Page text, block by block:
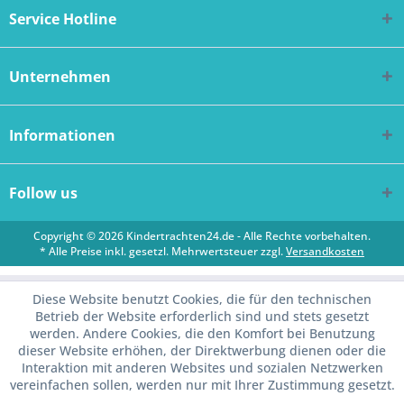
Service Hotline
Unternehmen
Informationen
Follow us
Copyright © 2026 Kindertrachten24.de - Alle Rechte vorbehalten.
* Alle Preise inkl. gesetzl. Mehrwertsteuer zzgl.Versandkosten
Diese Website benutzt Cookies, die für den technischen
Betrieb der Website erforderlich sind und stets gesetzt
werden. Andere Cookies, die den Komfort bei Benutzung
dieser Website erhöhen, der Direktwerbung dienen oder die
Interaktion mit anderen Websites und sozialen Netzwerken
vereinfachen sollen, werden nur mit Ihrer Zustimmung gesetzt.